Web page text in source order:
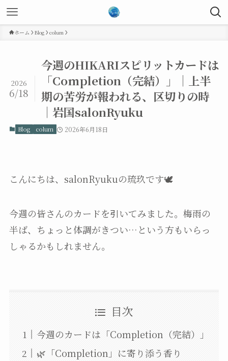
ホーム Blog colum
今週のHIKARIスピリットカードは
「Completion（完結）」｜上半
期の苦労が報われる、区切りの時
｜岩国salonRyuku
2026
6/18
Blog colum 2026年6月18日
こんにちは、salonRyukuの琉玖です🕊️
今週の皆さんのカードを引いてみました。梅雨の
半ば、ちょっと体調がきつい…という方もいらっ
しゃるかもしれません。
目次
今週のカードは「Completion（完結）」
🌿「Completion」に寄り添う香り